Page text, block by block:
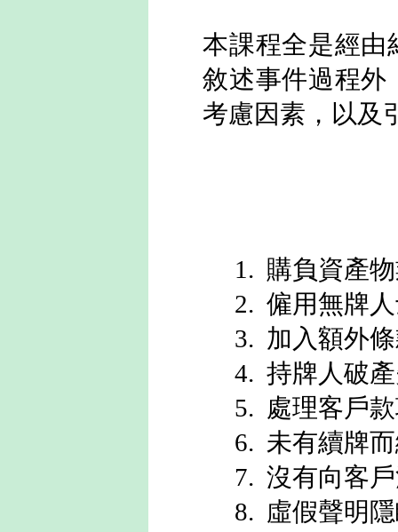
本課程全是經由
敘述事件過程外
考慮因素，以及
1. 購負資產
2. 僱用無牌
3. 加入額外
4. 持牌人破
5. 處理客戶
6. 未有續牌
7. 沒有向客
8. 虛假聲明